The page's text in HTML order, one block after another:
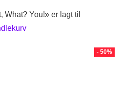
You!» er lagt til
- 50%